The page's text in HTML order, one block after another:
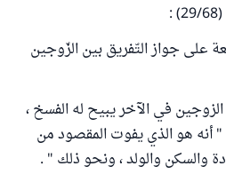
:
على جواز التّفريق بين الزّوجين
في الآخر يبيح له الفسخ ،
أنه هو الذي يفوت المقصود من
والسكن والولد ، ونحو ذلك " .